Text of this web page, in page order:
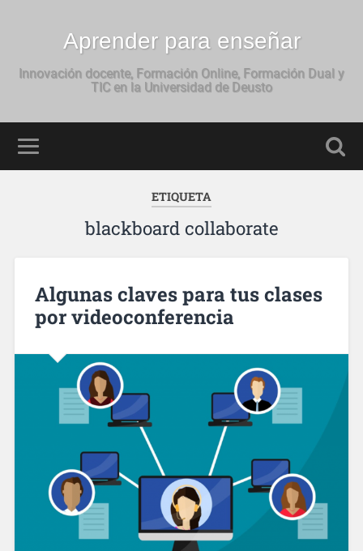
Aprender para enseñar
Innovación docente, Formación Online, Formación Dual y
TIC en la Universidad de Deusto
ETIQUETA
blackboard collaborate
Algunas claves para tus clases
por videoconferencia